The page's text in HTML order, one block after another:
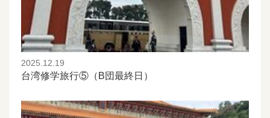
2025.12.19
台湾修学旅行⑤（B団最終日）